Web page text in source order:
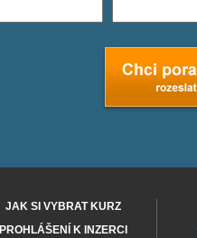
JAK SI VYBRAT KURZ
PROHLÁŠENÍ K INZERCI